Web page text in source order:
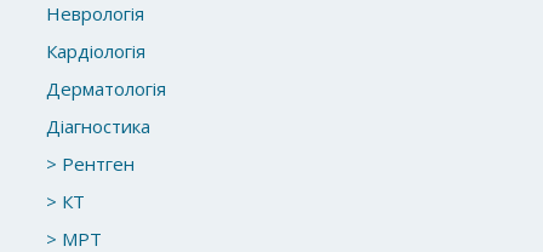
Неврологія
Кардіологія
Дерматологія
Діагностика
> Рентген
> КТ
> МРТ